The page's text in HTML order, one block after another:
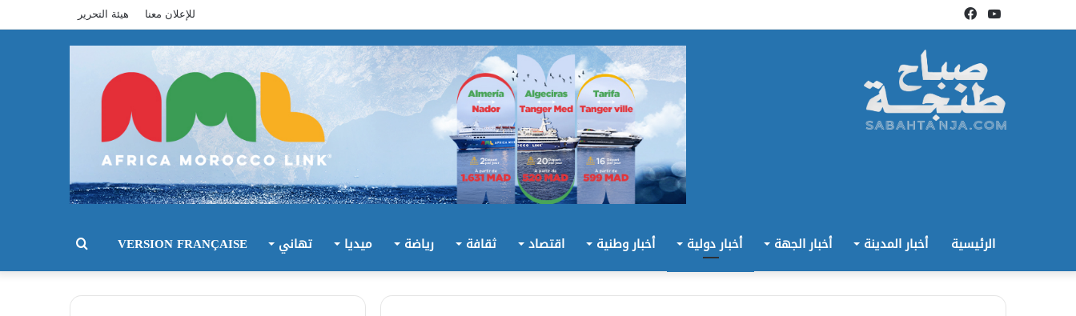
فيسبوكيوتيوب للإعلان معنا هيئة التحرير
الرئيسية أخبار المدينة أخبار الجهة أخبار دولية أخبار وطنية اقتصاد ثقافة رياضة ميديا تهاني VERSION FRANÇAISE بحث